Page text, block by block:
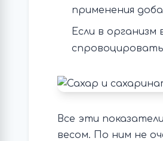
применения
Если в
спровоцировать
Все эти
весом. По ним не